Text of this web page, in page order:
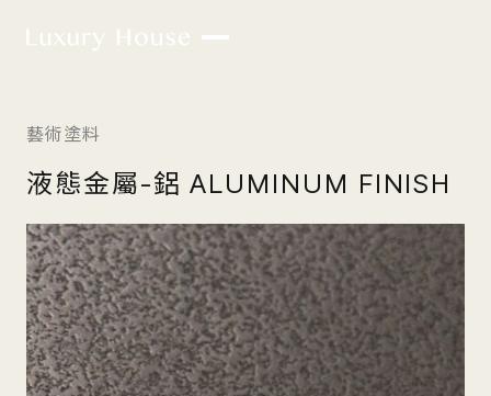
藝術塗料
液態金屬-鋁 ALUMINUM FINISH